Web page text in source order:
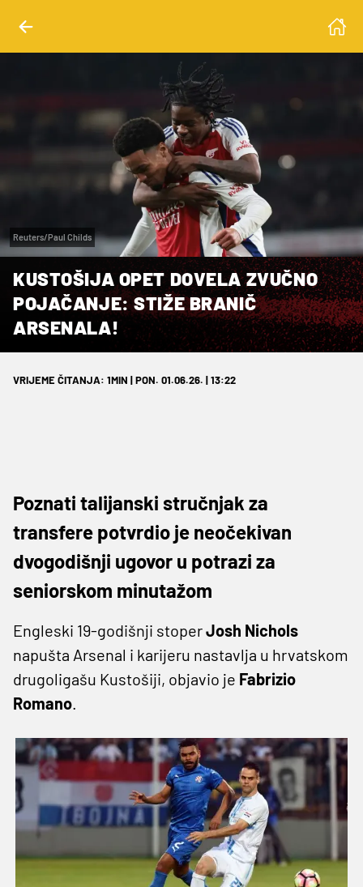
Reuters/Paul Childs
KUSTOŠIJA OPET DOVELA ZVUČNO
POJAČANJE: STIŽE BRANIČ
ARSENALA!
VRIJEME ČITANJA: 1MIN | PON. 01.06.26. | 13:22
Poznati talijanski stručnjak za
transfere potvrdio je neočekivan
dvogodišnji ugovor u potrazi za
seniorskom minutažom
Engleski 19-godišnji stoperJosh Nichols
napušta Arsenal i karijeru nastavlja u hrvatskom
drugoligašu Kustošiji, objavio je Fabrizio
Romano.